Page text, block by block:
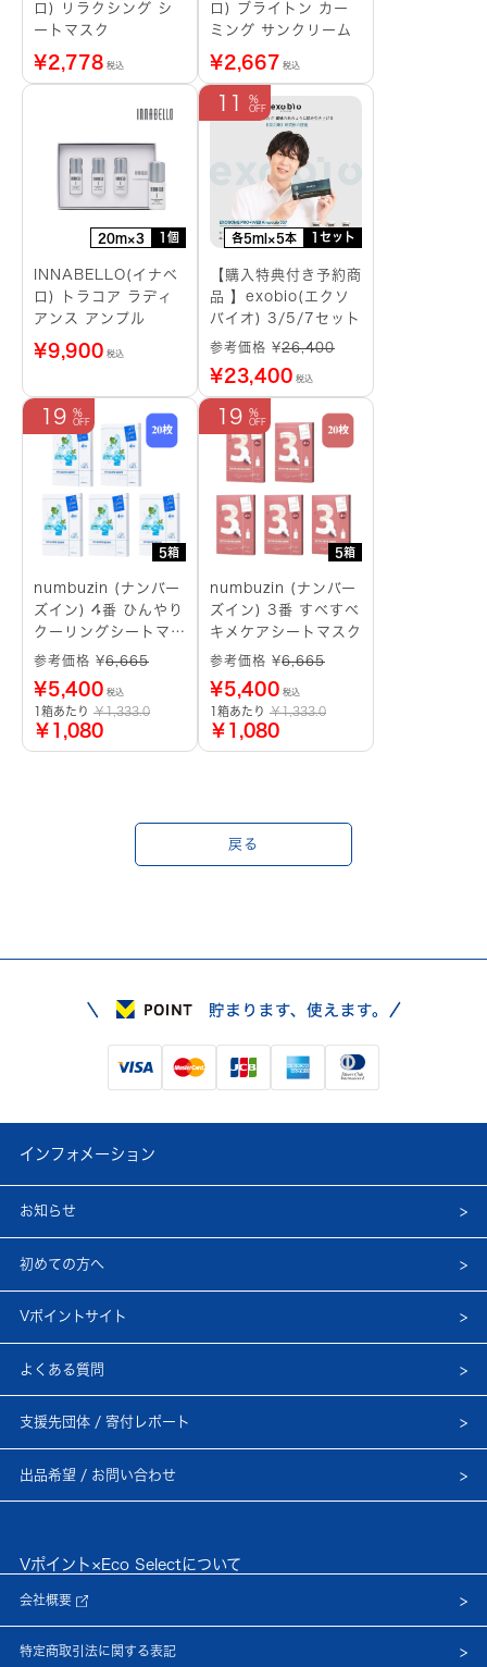
ロ) リラクシング シ
ートマスク
¥2,778 税込
ロ) ブライトン カー
ミング サンクリーム
¥2,667 税込
20m×3 1個
INNABELLO(イナベ
ロ) トラコア ラディ
アンス アンプル
¥9,900 税込
各5ml×5本 1セット
11
【購入特典付き予約商
品 】exobio(エクソ
バイオ) 3/5/7セット
参考価格 ¥26,400
¥23,400 税込
5箱
19
numbuzin (ナンバー
ズイン) 4番 ひんやり
クーリングシートマス
ク
参考価格 ¥6,665
¥5,400 税込
1箱あたり ￥1,333.0
￥1,080
5箱
19
numbuzin (ナンバー
ズイン) 3番 すべすべ
キメケアシートマスク
参考価格 ¥6,665
¥5,400 税込
1箱あたり ￥1,333.0
￥1,080
戻る
インフォメーション
お知らせ
初めての方へ
Vポイントサイト
よくある質問
支援先団体 / 寄付レポート
出品希望 / お問い合わせ
Vポイント×Eco Selectについて
会社概要
特定商取引法に関する表記